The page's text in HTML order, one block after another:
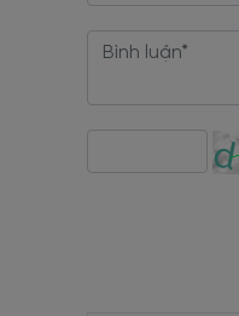
Bàn
phục
Việc học hành
tháng trưởng